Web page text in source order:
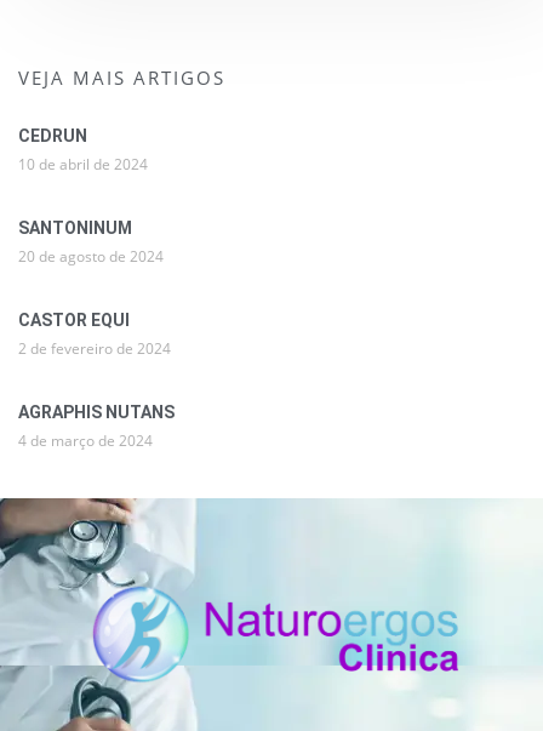
VEJA MAIS ARTIGOS
CEDRUN
10 de abril de 2024
SANTONINUM
20 de agosto de 2024
CASTOR EQUI
2 de fevereiro de 2024
AGRAPHIS NUTANS
4 de março de 2024